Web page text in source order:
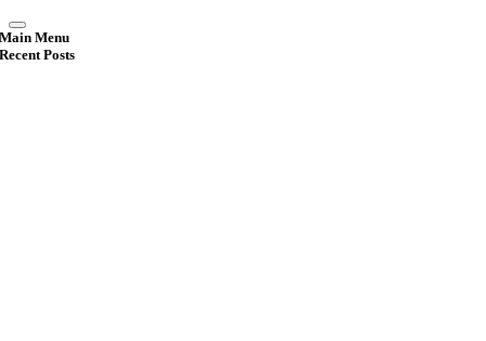
Main Menu
Recent Posts